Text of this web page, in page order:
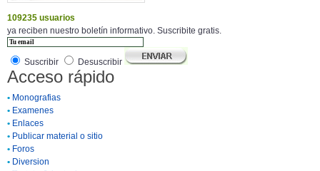
109235 usuarios
ya reciben nuestro boletín informativo. Suscribite gratis.
Suscribir Desuscribir
Acceso rápido
• Monografias
• Examenes
• Enlaces
• Publicar material o sitio
• Foros
• Diversion